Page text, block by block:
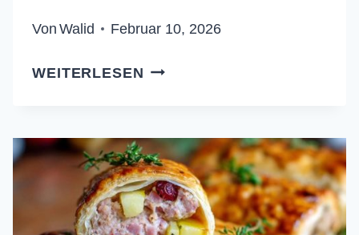
Von Walid Februar 10, 2026
WEITERLESEN KNUSPRIGE
NIE
WIEDER
MATSCHIG!